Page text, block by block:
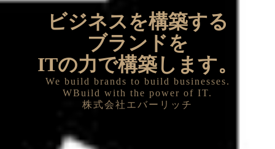
ビジネスを構築する
ブランドを
ITの力で構築します。
We build brands to build businesses.
WBuild with the power of IT.
株式会社エバーリッチ
Real Business
Solutions
×
WEB Business
Solutions
WEB Consulting
WEB Design
株式会社エバーリッチ